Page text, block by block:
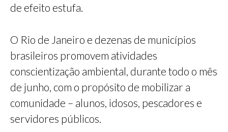
de efeito estufa.
O Rio de Janeiro e dezenas de municípios
brasileiros promovem atividades
conscientização ambiental, durante todo o mês
de junho, com o propósito de mobilizar a
comunidade – alunos, idosos, pescadores e
servidores públicos.